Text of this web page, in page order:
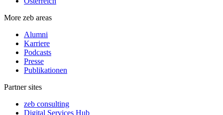
More zeb areas
Alumni
Karriere
Podcasts
Presse
Publikationen
Partner sites
zeb consulting
Digital Services Hub